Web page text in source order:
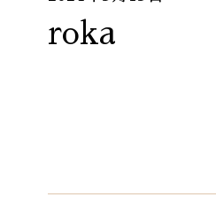
roka